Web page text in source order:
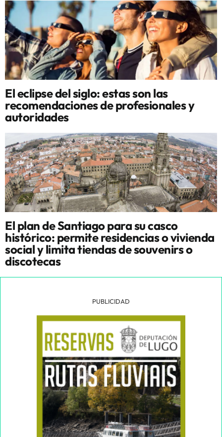
El eclipse del siglo: estas son las
recomendaciones de profesionales y
autoridades
El plan de Santiago para su casco
histórico: permite residencias o vivienda
social y limita tiendas de souvenirs o
discotecas
PUBLICIDAD